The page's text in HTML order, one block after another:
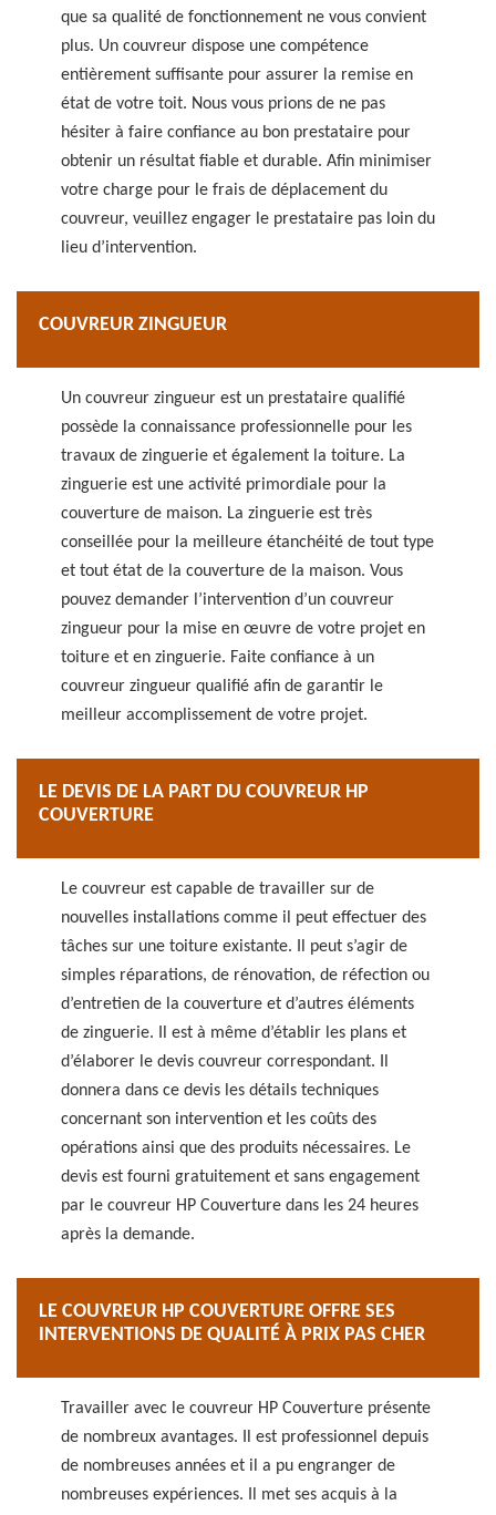
que sa qualité de fonctionnement ne vous convient
plus. Un couvreur dispose une compétence
entièrement suffisante pour assurer la remise en
état de votre toit. Nous vous prions de ne pas
hésiter à faire confiance au bon prestataire pour
obtenir un résultat fiable et durable. Afin minimiser
votre charge pour le frais de déplacement du
couvreur, veuillez engager le prestataire pas loin du
lieu d’intervention.
COUVREUR ZINGUEUR
Un couvreur zingueur est un prestataire qualifié
possède la connaissance professionnelle pour les
travaux de zinguerie et également la toiture. La
zinguerie est une activité primordiale pour la
couverture de maison. La zinguerie est très
conseillée pour la meilleure étanchéité de tout type
et tout état de la couverture de la maison. Vous
pouvez demander l’intervention d’un couvreur
zingueur pour la mise en œuvre de votre projet en
toiture et en zinguerie. Faite confiance à un
couvreur zingueur qualifié afin de garantir le
meilleur accomplissement de votre projet.
LE DEVIS DE LA PART DU COUVREUR HP
COUVERTURE
Le couvreur est capable de travailler sur de
nouvelles installations comme il peut effectuer des
tâches sur une toiture existante. Il peut s’agir de
simples réparations, de rénovation, de réfection ou
d’entretien de la couverture et d’autres éléments
de zinguerie. Il est à même d’établir les plans et
d’élaborer le devis couvreur correspondant. Il
donnera dans ce devis les détails techniques
concernant son intervention et les coûts des
opérations ainsi que des produits nécessaires. Le
devis est fourni gratuitement et sans engagement
par le couvreur HP Couverture dans les 24 heures
après la demande.
LE COUVREUR HP COUVERTURE OFFRE SES
INTERVENTIONS DE QUALITÉ À PRIX PAS CHER
Travailler avec le couvreur HP Couverture présente
de nombreux avantages. Il est professionnel depuis
de nombreuses années et il a pu engranger de
nombreuses expériences. Il met ses acquis à la